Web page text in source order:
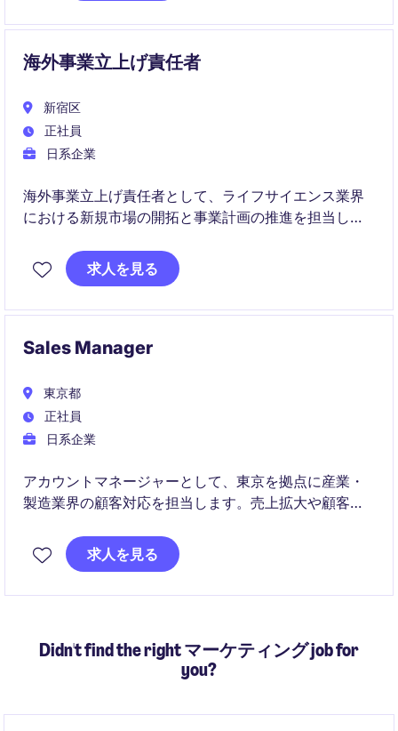
海外事業立上げ責任者
新宿区
正社員
日系企業
海外事業立上げ責任者として、ライフサイエンス業界
における新規市場の開拓と事業計画の推進を担当しま
わる重要な役割です。
求人を見る
Sales Manager
東京都
正社員
日系企業
アカウントマネージャーとして、東京を拠点に産業・
製造業界の顧客対応を担当します。売上拡大や顧客満
だきます。求人を見る
Didn't find the right マーケティング job for
you?